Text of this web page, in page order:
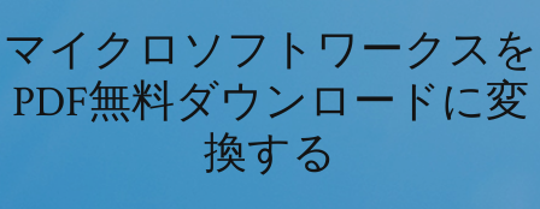
マイクロソフトワークスを
PDF無料ダウンロードに変
換する